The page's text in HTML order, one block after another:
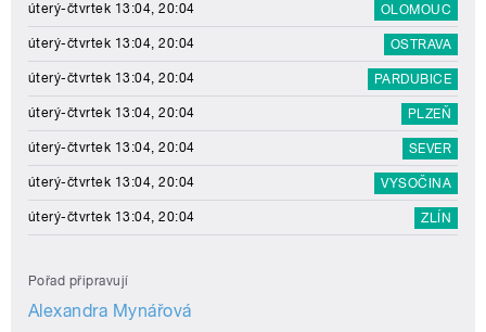
úterý-čtvrtek 13:04, 20:04 OLOMOUC
úterý-čtvrtek 13:04, 20:04 OSTRAVA
úterý-čtvrtek 13:04, 20:04 PARDUBICE
úterý-čtvrtek 13:04, 20:04 PLZEŇ
úterý-čtvrtek 13:04, 20:04 SEVER
úterý-čtvrtek 13:04, 20:04 VYSOČINA
úterý-čtvrtek 13:04, 20:04 ZLÍN
Pořad připravují
Alexandra Mynářová